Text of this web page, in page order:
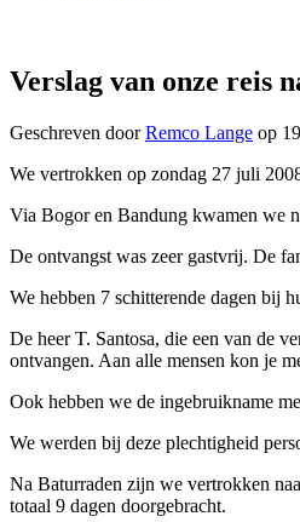
Verslag van onze reis
Geschreven doorRemco Lange op
We vertrokken op zondag 27 juli
Via Bogor en Bandung kwamen we
De ontvangst was zeer gastvrij. De
We hebben 7 schitterende dagen bij
De heer T. Santosa, die een van de
ontvangen. Aan alle mensen kon je
Ook hebben we de ingebruikname
We werden bij deze plechtigheid
Na Baturraden zijn we vertrokken
totaal 9 dagen doorgebracht.